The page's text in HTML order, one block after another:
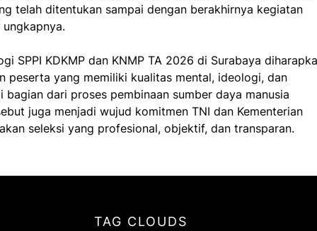
telah ditentukan sampai dengan berakhirnya kegiatan
SPPI KDKMP dan KNMP TA 2026 di Surabaya
peserta yang memiliki kualitas mental, ideologi, dan
dari proses pembinaan sumber daya manusia
juga menjadi wujud komitmen TNI dan Kementerian
seleksi yang profesional, objektif, dan transparan.
TAG CLOUDS